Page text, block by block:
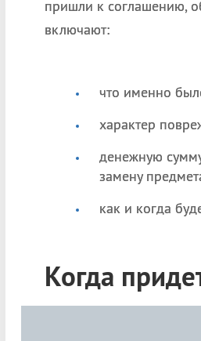
пришли к соглашению,
включают:
что именно
характер
денежную
замену
как и когда
Когда